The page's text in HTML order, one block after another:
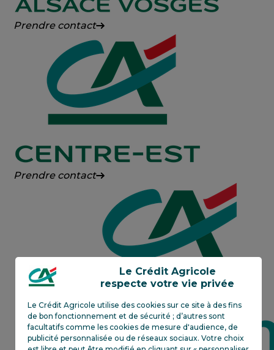
Crédit
Vosges
Prendre contact
Crédit
Prendre contact
Le Crédit Agricole
respecte votre vie privée
Le Crédit Agricole utilise des cookies sur ce site à des fins
de bon fonctionnement et de sécurité ; d’autres sont
facultatifs comme les cookies de mesure d'audience, de
publicité personnalisée ou de réseaux sociaux. Votre choix